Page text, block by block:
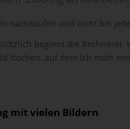
nachkaufen und nicht bei
beginnt die
löschen, auf dem ich mich
mit vielen Bildern